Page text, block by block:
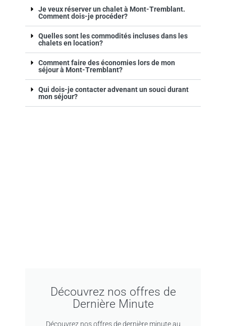
Je veux réserver un chalet à Mont-Tremblant.
Comment dois-je procéder?
Quelles sont les commodités incluses dans les
chalets en location?
Comment faire des économies lors de mon
séjour à Mont-Tremblant?
Qui dois-je contacter advenant un souci durant
mon séjour?
Découvrez nos offres de
Dernière Minute
Découvrez nos offres de dernière minute au